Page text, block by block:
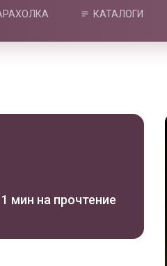
КАТАЛОГИ
1 мин на прочтение